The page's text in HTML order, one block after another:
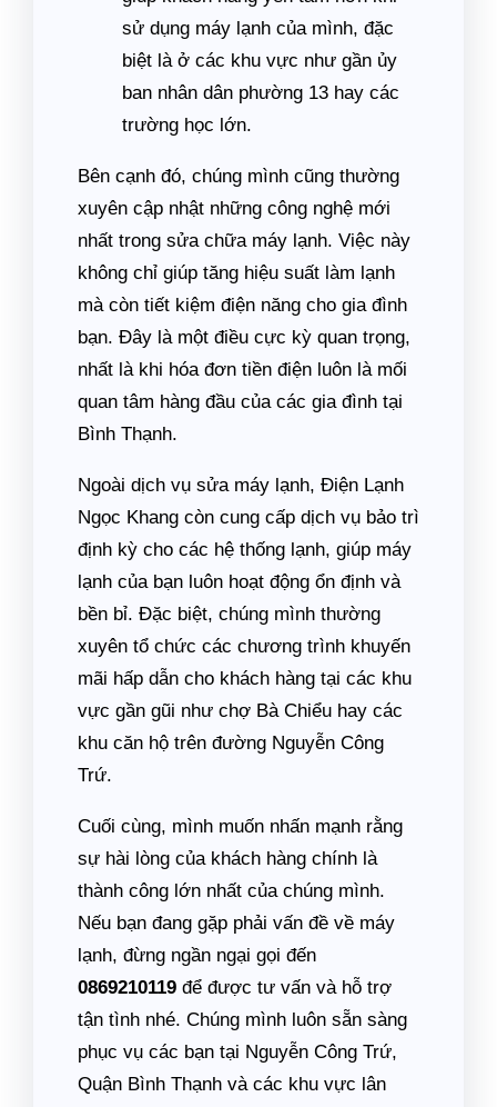
sử dụng máy lạnh của mình, đặc
biệt là ở các khu vực như gần ủy
ban nhân dân phường 13 hay các
trường học lớn.
Bên cạnh đó, chúng mình cũng thường
xuyên cập nhật những công nghệ mới
nhất trong sửa chữa máy lạnh. Việc này
không chỉ giúp tăng hiệu suất làm lạnh
mà còn tiết kiệm điện năng cho gia đình
bạn. Đây là một điều cực kỳ quan trọng,
nhất là khi hóa đơn tiền điện luôn là mối
quan tâm hàng đầu của các gia đình tại
Bình Thạnh.
Ngoài dịch vụ sửa máy lạnh, Điện Lạnh
Ngọc Khang còn cung cấp dịch vụ bảo trì
định kỳ cho các hệ thống lạnh, giúp máy
lạnh của bạn luôn hoạt động ổn định và
bền bỉ. Đặc biệt, chúng mình thường
xuyên tổ chức các chương trình khuyến
mãi hấp dẫn cho khách hàng tại các khu
vực gần gũi như chợ Bà Chiểu hay các
khu căn hộ trên đường Nguyễn Công
Trứ.
Cuối cùng, mình muốn nhấn mạnh rằng
sự hài lòng của khách hàng chính là
thành công lớn nhất của chúng mình.
Nếu bạn đang gặp phải vấn đề về máy
lạnh, đừng ngần ngại gọi đến
0869210119 để được tư vấn và hỗ trợ
tận tình nhé. Chúng mình luôn sẵn sàng
phục vụ các bạn tại Nguyễn Công Trứ,
Quận Bình Thạnh và các khu vực lân